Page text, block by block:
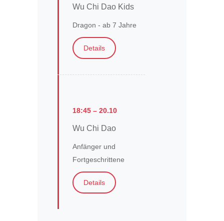
Wu Chi Dao Kids
Dragon - ab 7 Jahre
Details
18:45 – 20.10
Wu Chi Dao
Anfänger und
Fortgeschrittene
Details